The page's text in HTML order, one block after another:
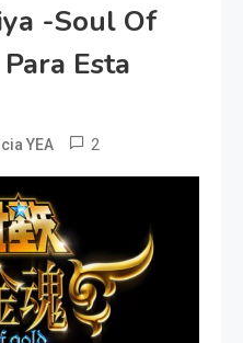
-Soul Of
Esta
YEA 2